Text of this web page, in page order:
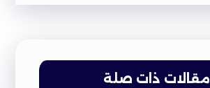
مقالات ذات صلة